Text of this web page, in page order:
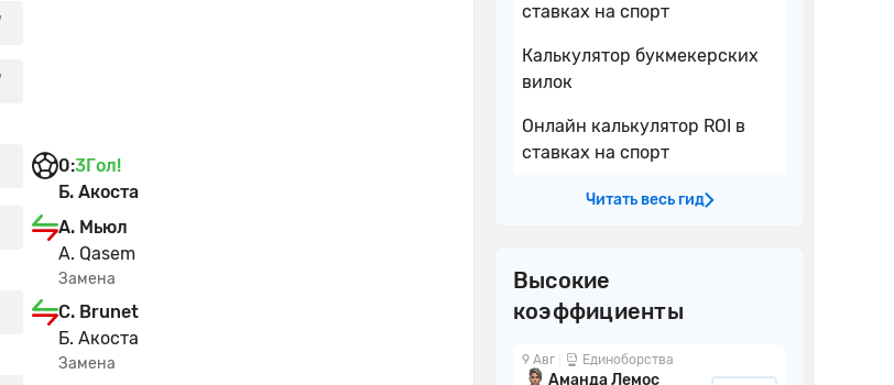
0:3Гол!
Б. Акоста
А. Мьюл
A. Qasem
Замена
C. Brunet
Б. Акоста
Замена
ставках на спорт
Калькулятор букмекерских
вилок
Онлайн калькулятор ROI в
ставках на спорт
Читать весь гид
Высокие
коэффициенты
9 Авг Единоборства
Аманда Лемос